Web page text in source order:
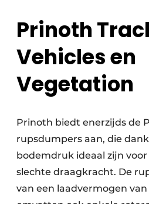
Prinoth
Vehicles en
Vegetation
Prinoth biedt enerzijds de
rupsdumpers aan, die
bodemdruk ideaal zijn
slechte draagkracht. De
van een laadvermogen van